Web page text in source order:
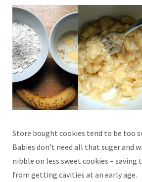
Store bought cookies tend to be too
Babies don’t need all that suger and
nibble on less sweet cookies –
from getting cavities at an early age.